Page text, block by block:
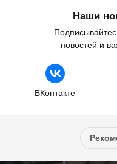
Наши
новостей и
ВКонтакте